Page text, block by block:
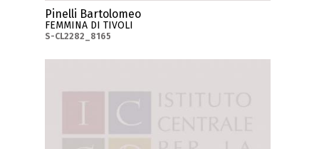
Pinelli Bartolomeo
FEMMINA DI TIVOLI
S-CL2282_8165